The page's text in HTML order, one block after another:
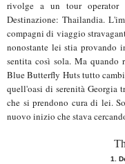
rivolge a un tour operator
Destinazione: Thailandia.
compagni di viaggio
nonostante lei stia provando
sentita così sola. Ma
Blue Butterfly Huts tutto
quell'oasi di serenità Georgia
che si prendono cura di lei.
nuovo inizio che stava
1.